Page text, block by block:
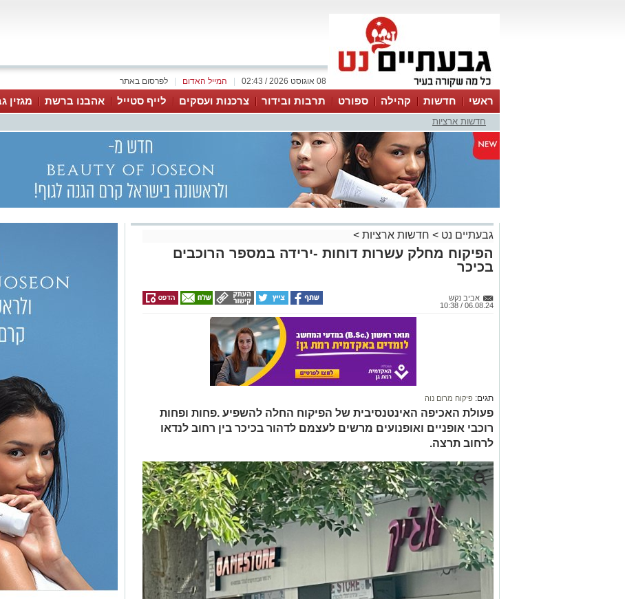
לפרסום באתר המייל האדום 08 אוגוסט 2026 / 02:43
ראשי חדשות קהילה ספורט תרבות ובידור צרכנות ועסקים לייף סטייל אהבנו ברשת מגזין
חדשות ארציות
גבעתיים נט > חדשות ארציות >
הפיקוח מחלק עשרות דוחות -ירידה במספר הרוכבים
בכיכר
אביב נקש
06.08.24 / 10:38
תגים: פיקוח מרום נוה
פעולת האכיפה האינטנסיבית של הפיקוח החלה להשפיע .פחות ופחות
רוכבי אופניים ואופנועים מרשים לעצמם לדהור בכיכר בין רחוב לנדאו
לרחוב תרצה.